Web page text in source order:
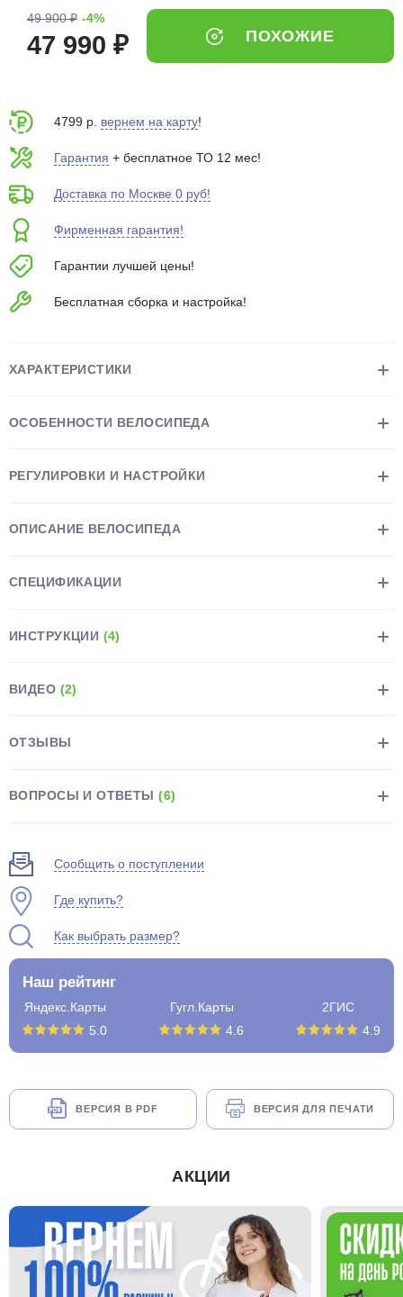
49 900 ₽ -4%
47 990 ₽ ПОХОЖИЕ
4799 р. вернем на карту!
Гарантия + бесплатное ТО 12 мес!
Доставка по Москве 0 руб!
Фирменная гарантия!
Гарантии лучшей цены!
Бесплатная сборка и настройка!
ХАРАКТЕРИСТИКИ
ОСОБЕННОСТИ ВЕЛОСИПЕДА
РЕГУЛИРОВКИ И НАСТРОЙКИ
ОПИСАНИЕ ВЕЛОСИПЕДА
СПЕЦИФИКАЦИИ
ИНСТРУКЦИИ (4)
ВИДЕО (2)
ОТЗЫВЫ
ВОПРОСЫ И ОТВЕТЫ(6)
Сообщить о поступлении
Где купить?
Как выбрать размер?
Наш рейтинг
Яндекс.Карты
5.0
Гугл.Карты
4.6
2ГИС
4.9
ВЕРСИЯ В PDF ВЕРСИЯ ДЛЯ ПЕЧАТИ
АКЦИИ
выбранный способом
75% будут
Подробнее
Остались вопросы?